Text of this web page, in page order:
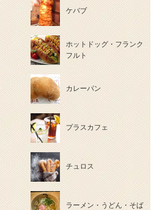
ケバブ
ホットドッグ・フランク
フルト
カレーパン
プラスカフェ
チュロス
ラーメン・うどん・そば